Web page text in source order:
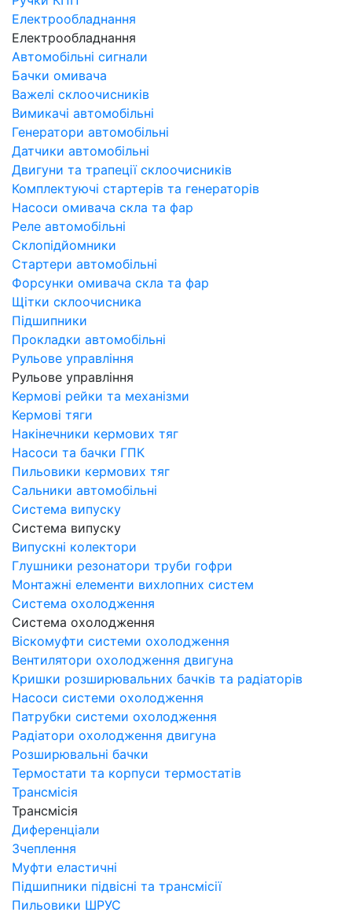
Електрообладнання
Електрообладнання
Автомобільні сигнали
Бачки омивача
Важелі склоочисників
Вимикачі автомобільні
Генератори автомобільні
Датчики автомобільні
Двигуни та трапеції склоочисників
Комплектуючі стартерів та генераторів
Насоси омивача скла та фар
Реле автомобільні
Склопідйомники
Стартери автомобільні
Форсунки омивача скла та фар
Щітки склоочисника
Підшипники
Прокладки автомобільні
Рульове управління
Рульове управління
Кермові рейки та механізми
Кермові тяги
Накінечники кермових тяг
Насоси та бачки ГПК
Пильовики кермових тяг
Сальники автомобільні
Система випуску
Система випуску
Випускні колектори
Глушники резонатори труби гофри
Монтажні елементи вихлопних систем
Система охолодження
Система охолодження
Віскомуфти системи охолодження
Вентилятори охолодження двигуна
Кришки розширювальних бачків та радіаторів
Насоси системи охолодження
Патрубки системи охолодження
Радіатори охолодження двигуна
Розширювальні бачки
Термостати та корпуси термостатів
Трансмісія
Трансмісія
Диференціали
Зчеплення
Муфти еластичні
Підшипники підвісні та трансмісії
Пильовики ШРУС